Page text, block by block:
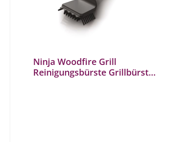
Ninja Woodfire Grill
Reinigungsbürste Grillbürste